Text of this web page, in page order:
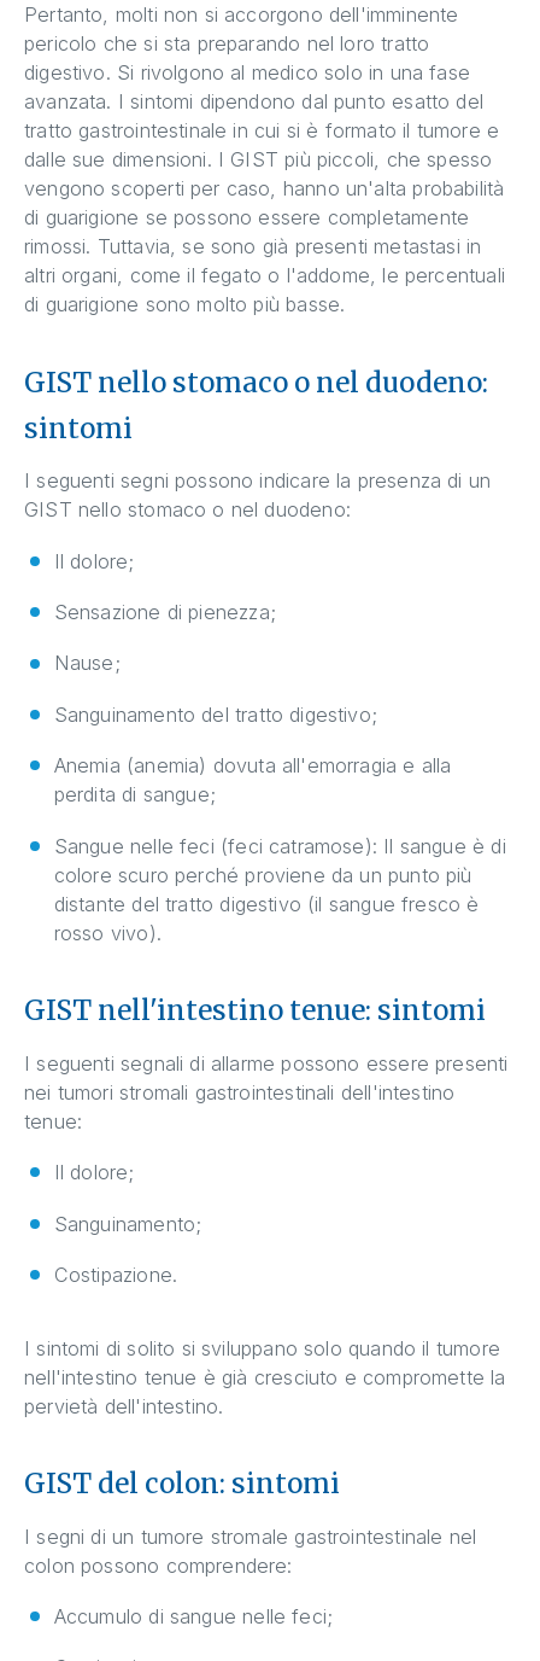
Pertanto, molti non si accorgono dell'imminente
pericolo che si sta preparando nel loro tratto
digestivo. Si rivolgono al medico solo in una fase
avanzata. I sintomi dipendono dal punto esatto del
tratto gastrointestinale in cui si è formato il tumore e
dalle sue dimensioni. I GIST più piccoli, che spesso
vengono scoperti per caso, hanno un'alta probabilità
di guarigione se possono essere completamente
rimossi. Tuttavia, se sono già presenti metastasi in
altri organi, come il fegato o l'addome, le percentuali
di guarigione sono molto più basse.
GIST nello stomaco o nel duodeno:
sintomi
I seguenti segni possono indicare la presenza di un
GIST nello stomaco o nel duodeno:
Il dolore;
Sensazione di pienezza;
Nause;
Sanguinamento del tratto digestivo;
Anemia (anemia) dovuta all'emorragia e alla
perdita di sangue;
Sangue nelle feci (feci catramose): Il sangue è di
colore scuro perché proviene da un punto più
distante del tratto digestivo (il sangue fresco è
rosso vivo).
GIST nell'intestino tenue: sintomi
I seguenti segnali di allarme possono essere presenti
nei tumori stromali gastrointestinali dell'intestino
tenue:
Il dolore;
Sanguinamento;
Costipazione.
I sintomi di solito si sviluppano solo quando il tumore
nell'intestino tenue è già cresciuto e compromette la
pervietà dell'intestino.
GIST del colon: sintomi
I segni di un tumore stromale gastrointestinale nel
colon possono comprendere:
Accumulo di sangue nelle feci;